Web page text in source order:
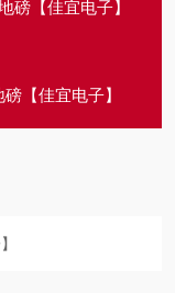
磅【佳宜电子】
【佳宜电子】